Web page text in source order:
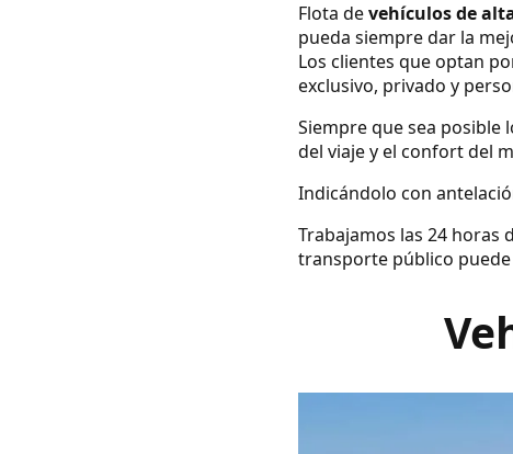
Flota devehículos de
pueda siempre dar la
Los clientes que optan
exclusivo, privado y
Siempre que sea posible
del viaje y el confort del
Indicándolo con
Trabajamos las 24 horas
transporte público